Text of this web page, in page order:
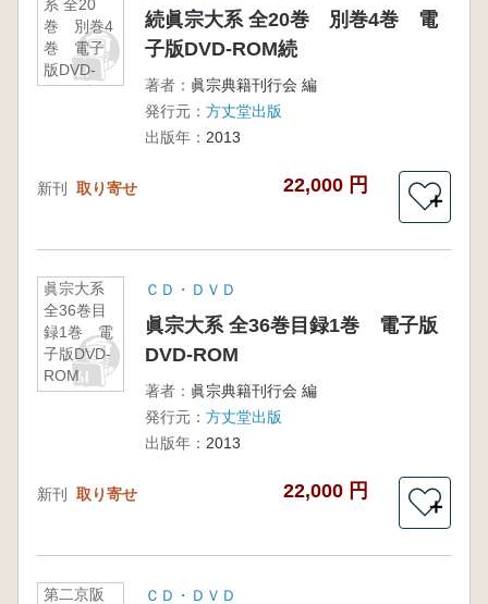
系 全20
巻 別巻4
巻 電子
版DVD-
ROM続
続眞宗大系 全20巻 別巻4巻 電
子版DVD-ROM続
著者： 眞宗典籍刊行会 編
発行元： 方丈堂出版
出版年： 2013
新刊 取り寄せ 22,000 円
＋
眞宗大系
全36巻目
録1巻 電
子版DVD-
ROM
ＣＤ・ＤＶＤ
眞宗大系 全36巻目録1巻 電子版
DVD-ROM
著者： 眞宗典籍刊行会 編
発行元： 方丈堂出版
出版年： 2013
新刊 取り寄せ 22,000 円
＋
第二京阪
ＣＤ・ＤＶＤ